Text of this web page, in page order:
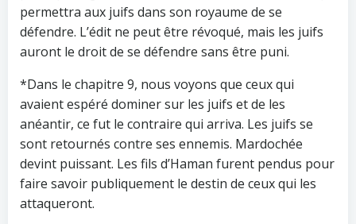
permettra aux juifs dans son royaume de se
défendre. L’édit ne peut être révoqué, mais les juifs
auront le droit de se défendre sans être puni.
*Dans le chapitre 9, nous voyons que ceux qui
avaient espéré dominer sur les juifs et de les
anéantir, ce fut le contraire qui arriva. Les juifs se
sont retournés contre ses ennemis. Mardochée
devint puissant. Les fils d’Haman furent pendus pour
faire savoir publiquement le destin de ceux qui les
attaqueront.